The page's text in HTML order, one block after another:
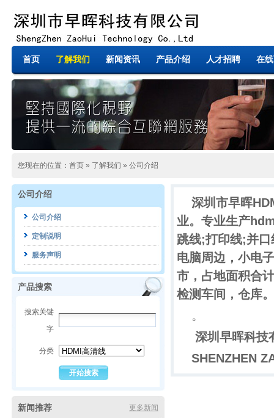
首页 了解我们 新闻资讯 产品介绍 人才招聘 在
您现在的位置： 首页 » 了解我们 » 公司介绍
公司介绍
公司介绍
定制说明
服务声明
产品搜索
搜索关键
字
分类
新闻推荐 更多新闻
深圳市早晖
业。专业生产
跳线;打印线;并
电脑周边，小电
市，占地面积合
检测车间，仓库
。
深圳早晖科技
SHENZHEN